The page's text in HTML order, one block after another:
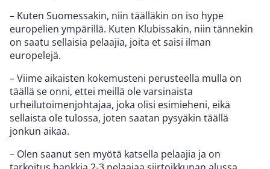
– Kuten Suomessakin, niin täälläkin on iso hype
europelien ympärillä. Kuten Klubissakin, niin tännekin
on saatu sellaisia pelaajia, joita et saisi ilman
europelejä.
– Viime aikaisten kokemusteni perusteella mulla on
täällä se onni, ettei meillä ole varsinaista
urheilutoimenjohtajaa, joka olisi esimieheni, eikä
sellaista ole tulossa, joten saatan pysyäkin täällä
jonkun aikaa.
– Olen saanut sen myötä katsella pelaajia ja on